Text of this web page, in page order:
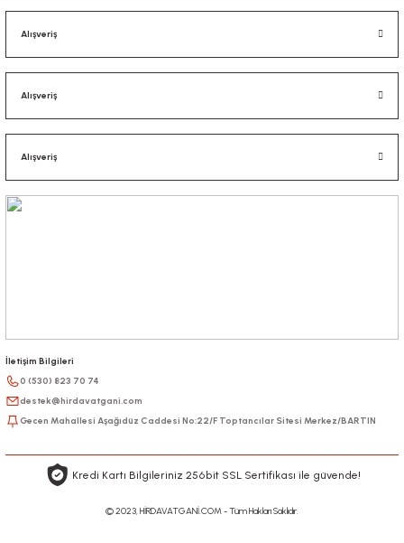
Alışveriş
Alışveriş
Alışveriş
İletişim Bilgileri
0 (530) 823 70 74
destek@hirdavatgani.com
Gecen Mahallesi Aşağıdüz Caddesi No:22/F Toptancılar Sitesi Merkez/BARTIN
Kredi Kartı Bilgileriniz 256bit SSL Sertifikası ile güvende!
© 2023, HİRDAVATGANİ.COM - Tüm Hakları Saklıdır.